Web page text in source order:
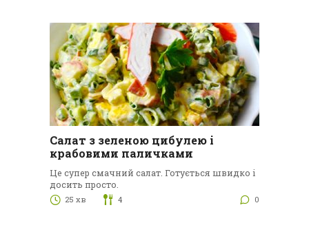
Салат з зеленою цибулею і
крабовими паличками
Це супер смачний салат. Готується швидко і
досить просто.
25 хв 4 0